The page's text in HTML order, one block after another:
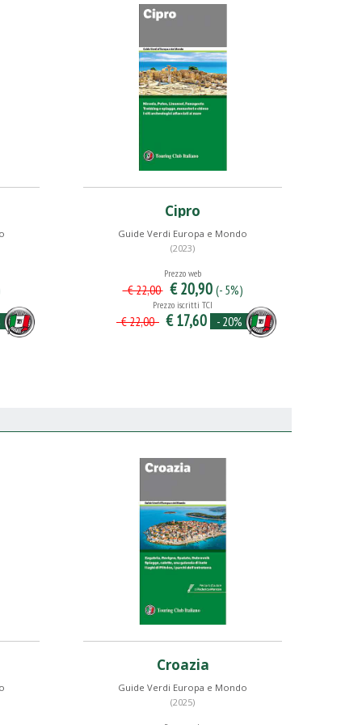
Cipro
Guide Verdi Europa e Mondo
(2023)
Prezzo web
€ 22,00 € 20,90 (- 5%)
Prezzo iscritti TCI
€ 22,00 € 17,60 - 20%
Croazia
Guide Verdi Europa e Mondo
(2025)